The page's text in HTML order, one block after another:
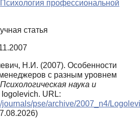
Психология профессиональной
статья
Н.И. (2007). Особенности
с разным уровнем
Психологическая наука и
Iogolevich. URL:
journals/pse/archive/2007_n4/